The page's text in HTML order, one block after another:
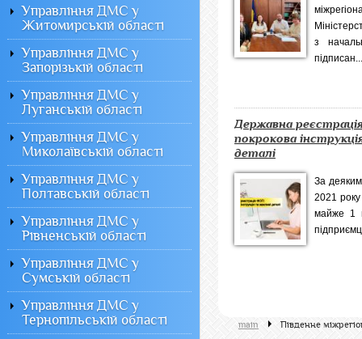
з
підписан...
Державна
покрокова
деталі
За
2021 року
майже 1
main Південне
Управління ДМС у
Житомирській області
Управління ДМС у
Запорізькій області
Управління ДМС у
Луганській області
Управління ДМС у
Миколаївській області
Управління ДМС у
Полтавській області
Управління ДМС у
Рівненській області
Управління ДМС у
Сумській області
Управління ДМС у
Тернопільській області